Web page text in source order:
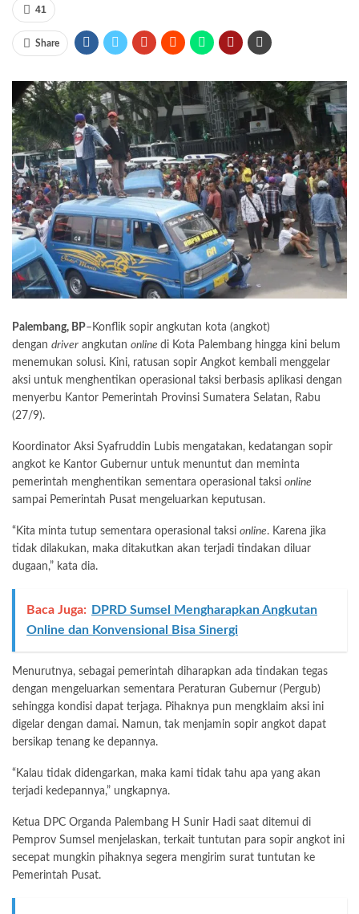
41
Share
Palembang, BP–Konflik sopir angkutan kota (angkot)
dengan driver angkutan online di Kota Palembang hingga kini belum
menemukan solusi. Kini, ratusan sopir Angkot kembali menggelar
aksi untuk menghentikan operasional taksi berbasis aplikasi dengan
menyerbu Kantor Pemerintah Provinsi Sumatera Selatan, Rabu
(27/9).
Koordinator Aksi Syafruddin Lubis mengatakan, kedatangan sopir
angkot ke Kantor Gubernur untuk menuntut dan meminta
pemerintah menghentikan sementara operasional taksi online
sampai Pemerintah Pusat mengeluarkan keputusan.
“Kita minta tutup sementara operasional taksi online. Karena jika
tidak dilakukan, maka ditakutkan akan terjadi tindakan diluar
dugaan,” kata dia.
Baca Juga: DPRD Sumsel Mengharapkan Angkutan
Online dan Konvensional Bisa Sinergi
Menurutnya, sebagai pemerintah diharapkan ada tindakan tegas
dengan mengeluarkan sementara Peraturan Gubernur (Pergub)
sehingga kondisi dapat terjaga. Pihaknya pun mengklaim aksi ini
digelar dengan damai. Namun, tak menjamin sopir angkot dapat
bersikap tenang ke depannya.
“Kalau tidak didengarkan, maka kami tidak tahu apa yang akan
terjadi kedepannya,” ungkapnya.
Ketua DPC Organda Palembang H Sunir Hadi saat ditemui di
Pemprov Sumsel menjelaskan, terkait tuntutan para sopir angkot ini
secepat mungkin pihaknya segera mengirim surat tuntutan ke
Pemerintah Pusat.